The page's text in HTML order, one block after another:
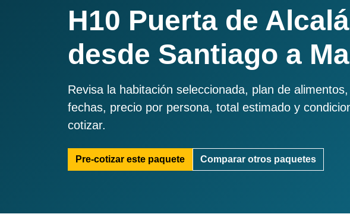
H10 Puerta de
desde Santiago a
Revisa la habitación seleccionada, plan de
fechas, precio por persona, total estimado y
cotizar.
Pre-cotizar este paquete Comparar otros paquetes